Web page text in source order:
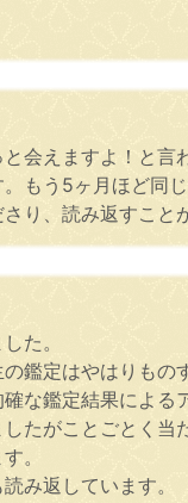
会えますよ！と
もう5ヶ月ほど同
り、読み返すこ
た。
鑑定はやはりもの
な鑑定結果による
たがことごとく当
。
み返しています。